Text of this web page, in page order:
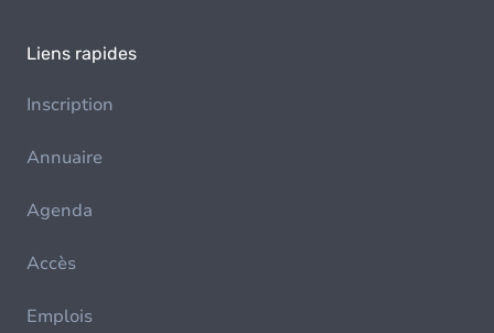
Liens rapides
Inscription
Annuaire
Agenda
Accès
Emplois